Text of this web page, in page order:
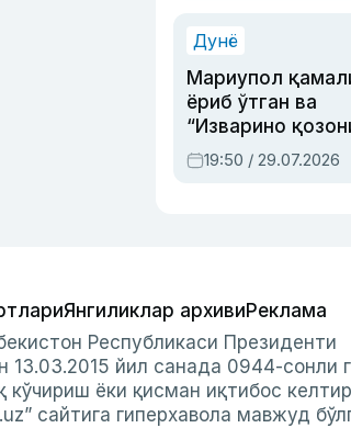
Дунё
Мариупол
ёриб ўтган ва
“Изварино
чиққан
Украина армияси
19:50 / 29.07.2026
Янгиликлар архивиРеклама
Республикаси Президенти
йил санада 0944-сонли
ёки қисман иқтибос
сайтига гиперхавола мавжуд